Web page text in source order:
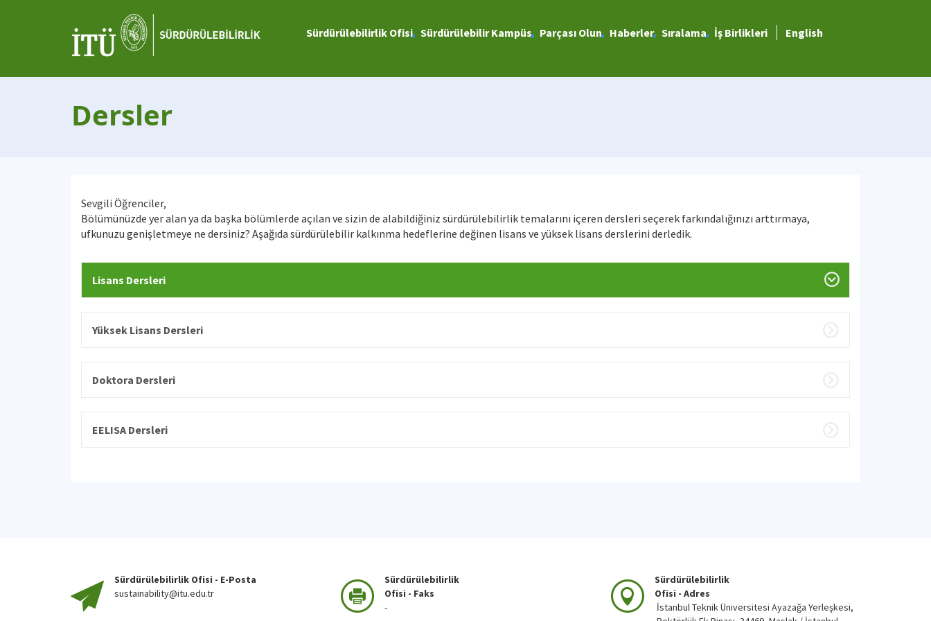
Sürdürülebilirlik Ofisi Sürdürülebilir Kampüs Parçası Olun Haberler Sıralama İş Birlikleri English
Dersler
Sevgili Öğrenciler,
Bölümünüzde yer alan ya da başka bölümlerde açılan ve sizin de alabildiğiniz sürdürülebilirlik temalarını içeren dersleri seçerek farkındalığınızı arttırmaya,
ufkunuzu genişletmeye ne dersiniz? Aşağıda sürdürülebilir kalkınma hedeflerine değinen lisans ve yüksek lisans derslerini derledik.
Lisans Dersleri
Yüksek Lisans Dersleri
Doktora Dersleri
EELISA Dersleri
Sürdürülebilirlik Ofisi - E-Posta
sustainability@itu.edu.tr
Sürdürülebilirlik
Ofisi - Faks
-
Sürdürülebilirlik
Ofisi - Adres
İstanbul Teknik Üniversitesi Ayazağa Yerleşkesi,